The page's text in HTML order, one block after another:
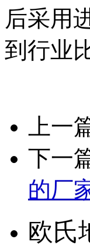
后采用
到行业
上一
下一
的厂
欧氏